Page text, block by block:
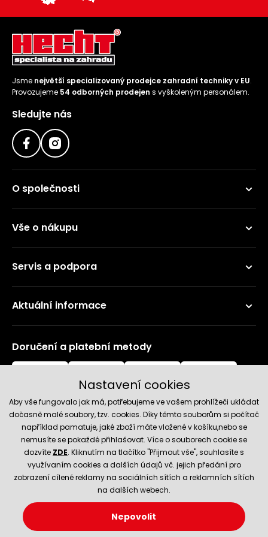
Jsme největší specializovaný prodejce zahradní techniky v EU.
Provozujeme 54 odborných prodejen s vyškoleným personálem.
Sledujte nás
O společnosti
Vše o nákupu
Servis a podpora
Aktuální informace
Doručení a platební metody
Spolehlivý obchod
© 2026 Hecht.cz Nastavení cookies
Nastavení cookies
Aby vše fungovalo jak má, potřebujeme ve vašem prohlížeči ukládat
dočasně malé soubory, tzv. cookies. Díky těmto souborům si počítač
například pamatuje, jaké zboží máte vložené v košíku,nebo se
nemusíte se pokaždé přihlašovat. Více o souborech cookie se
dozvíte ZDE. Kliknutím na tlačítko "Přijmout vše", souhlasíte s
využívaním cookies a dalších údajů vč. jejich předání pro
zobrazení cílené reklamy na sociálních sítích a reklamních sítích
na dalších webech.
Nepovolit